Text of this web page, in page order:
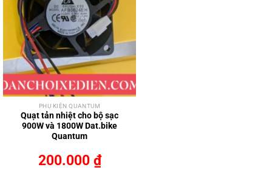
PHỤ KIỆN QUANTUM
Quạt tản nhiệt cho bộ sạc
900W và 1800W Dat.bike
Quantum
200.000 ₫